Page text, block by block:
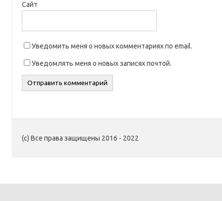
Сайт
Уведомить меня о новых комментариях по email.
Уведомлять меня о новых записях почтой.
(c) Все права защищены 2016 - 2022